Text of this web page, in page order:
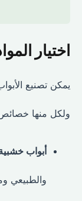
اختيار
يمكن تصنيع
ولكل منها خصائص
أبواب خشبية:
والطبيعي